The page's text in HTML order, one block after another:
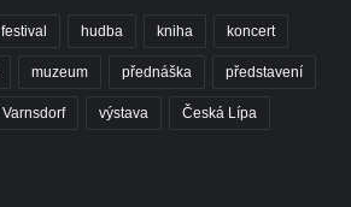
festival hudba kniha koncert
muzeum přednáška představení
Varnsdorf výstava Česká Lípa